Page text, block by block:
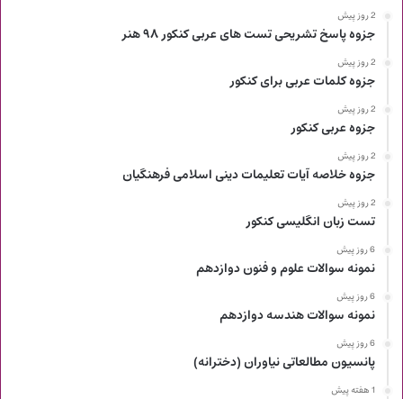
2 روز پیش
جزوه پاسخ تشریحی تست های عربی کنکور ۹۸ هنر
2 روز پیش
جزوه کلمات عربی برای کنکور
2 روز پیش
جزوه عربی کنکور
2 روز پیش
جزوه خلاصه آیات تعلیمات دینی اسلامی فرهنگیان
2 روز پیش
تست زبان انگلیسی کنکور
6 روز پیش
نمونه سوالات علوم و فنون دوازدهم
6 روز پیش
نمونه سوالات هندسه دوازدهم
6 روز پیش
پانسیون مطالعاتی نیاوران (دخترانه)
1 هفته پیش